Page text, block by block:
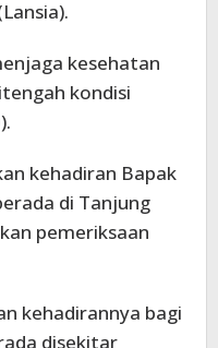
kesehatan
kondisi
kehadiran Bapak
di Tanjung
pemeriksaan
kehadirannya bagi
disekitar